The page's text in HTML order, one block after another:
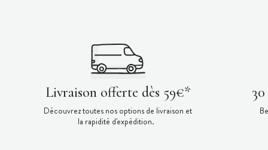
Livraison offerte dès 59€*
Découvrez toutes nos options de livraison et
la rapidité d'expédition.